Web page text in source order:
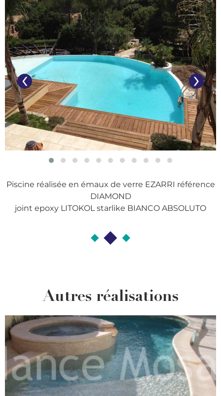
‹ ›
Piscine réalisée en émaux de verre EZARRI référence
DIAMOND
joint epoxy LITOKOL starlike BIANCO ABSOLUTO
Autres réalisations